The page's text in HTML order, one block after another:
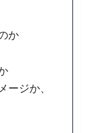
か
ージか、